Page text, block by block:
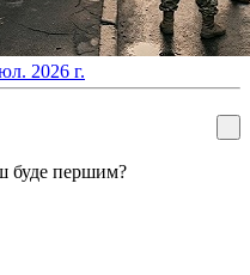
2026 г.
буде першим?